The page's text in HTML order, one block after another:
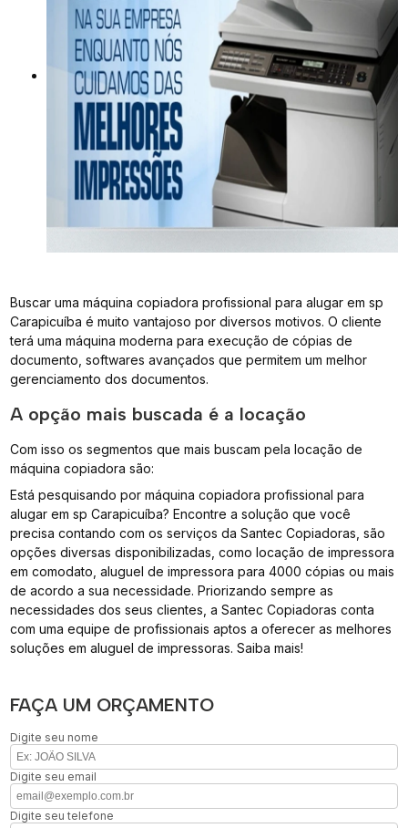
Buscar uma máquina copiadora profissional para alugar em sp
Carapicuíba é muito vantajoso por diversos motivos. O cliente
terá uma máquina moderna para execução de cópias de
documento, softwares avançados que permitem um melhor
gerenciamento dos documentos.
A opção mais buscada é a locação
Com isso os segmentos que mais buscam pela locação de
máquina copiadora são:
Está pesquisando por máquina copiadora profissional para
alugar em sp Carapicuíba? Encontre a solução que você
precisa contando com os serviços da Santec Copiadoras, são
opções diversas disponibilizadas, como locação de impressora
em comodato, aluguel de impressora para 4000 cópias ou mais
de acordo a sua necessidade. Priorizando sempre as
necessidades dos seus clientes, a Santec Copiadoras conta
com uma equipe de profissionais aptos a oferecer as melhores
soluções em aluguel de impressoras. Saiba mais!
FAÇA UM ORÇAMENTO
Digite seu nome
Digite seu email
Digite seu telefone